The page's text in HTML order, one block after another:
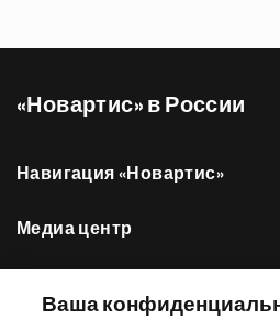
«Новартис» в России
Навигация «Новартис»
Медиа центр
Ваша